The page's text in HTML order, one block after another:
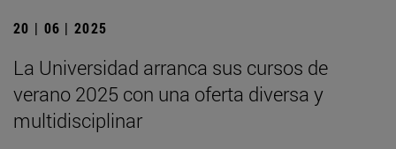
20 | 06 | 2025
La Universidad arranca sus cursos de
verano 2025 con una oferta diversa y
multidisciplinar